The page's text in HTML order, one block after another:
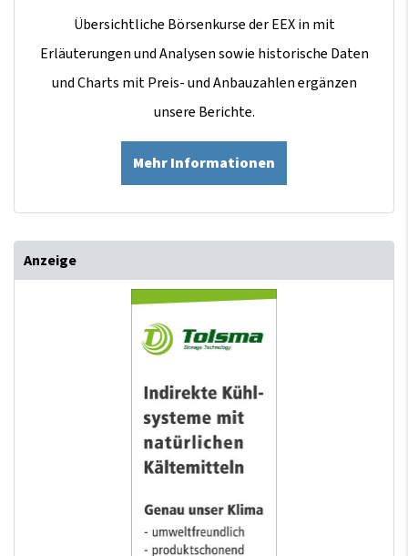
Übersichtliche Börsenkurse der EEX in mit
Erläuterungen und Analysen sowie historische Daten
und Charts mit Preis- und Anbauzahlen ergänzen
unsere Berichte.
Mehr Informationen
Anzeige